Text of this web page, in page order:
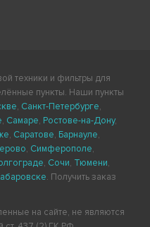
техники и фильтры для
пункты. Наши пункты
, Санкт-Петербурге,
, Самаре, Ростове-на-Дону,
, Саратове, Барнауле,
, Симферополе,
, Сочи, Тюмени,
. Получить заказ
на сайте, не являются